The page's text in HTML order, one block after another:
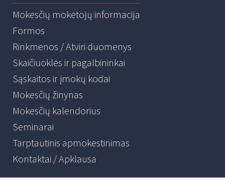
Mokesčių mokėtojų informacija
Formos
Rinkmenos / Atviri duomenys
Skaičiuoklės ir pagalbininkai
Sąskaitos ir įmokų kodai
Mokesčių žinynas
Mokesčių kalendorius
Seminarai
Tarptautinis apmokestinimas
Kontaktai / Apklausa